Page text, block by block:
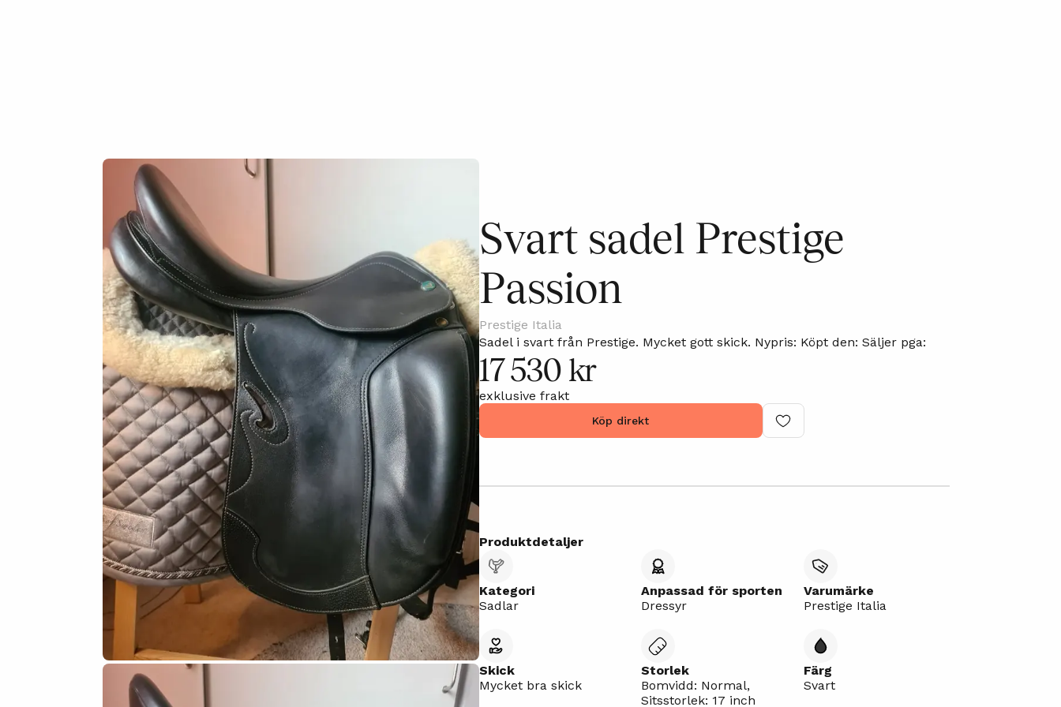
Svart sadel Prestige
Passion
Prestige Italia
Sadel i svart från Prestige. Mycket gott skick. Nypris: Köpt den: Säljer pga:
17 530 kr
exklusive frakt
Köp direkt
Produktdetaljer
Kategori
Sadlar
Anpassad för sporten
Dressyr
Varumärke
Prestige Italia
Skick
Mycket bra skick
Storlek
Bomvidd: Normal,
Sitsstorlek: 17 inch
Färg
Svart